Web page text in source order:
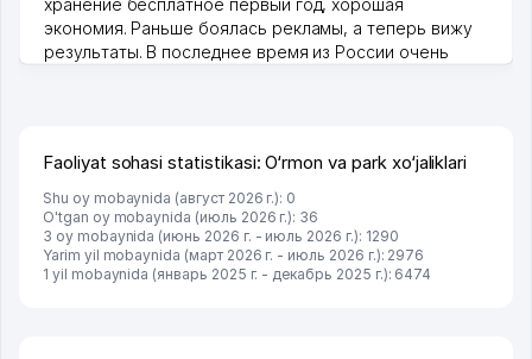
хранение бесплатное первый год, хорошая
экономия. Раньше боялась рекламы, а теперь вижу
результаты. В последнее время из России очень
Faoliyat sohasi statistikasi: O‘rmon va park xo‘jaliklari
Shu oy mobaynida (август 2026 г.): 0
O'tgan oy mobaynida (июль 2026 г.): 36
3 oy mobaynida (июнь 2026 г. - июль 2026 г.): 1290
Yarim yil mobaynida (март 2026 г. - июль 2026 г.): 2976
1 yil mobaynida (январь 2025 г. - декабрь 2025 г.): 6474